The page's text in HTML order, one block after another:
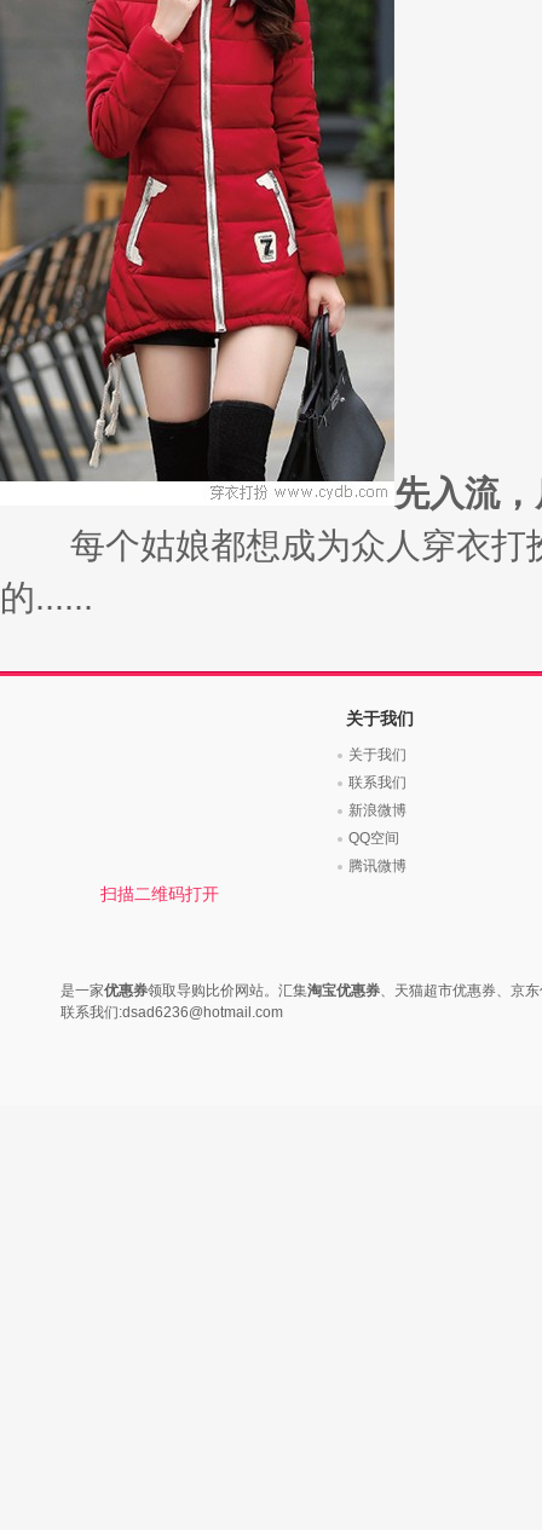
先入流
每个姑娘都想成为众人穿衣打
的......
扫描二维码打开
关于我们
关于我们
联系我们
新浪微博
QQ空间
腾讯微博
是一家优惠券领取导购比价网站。汇集淘宝优惠券、天猫超市优惠券、京
联系我们:dsad6236@hotmail.com